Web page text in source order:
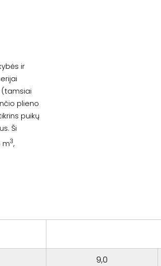
ir
(tamsiai
plieno
puikų
Ši
m3,
9,0